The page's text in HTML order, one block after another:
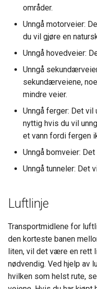
områder.
Unngå motorveier:
du vil gjøre en
Unngå hovedveier:
Unngå
sekundærveiene,
mindre veier.
Unngå ferger: Det
nyttig hvis du vil
et vann fordi fergen
Unngå bomveier:
Unngå tunneler: Det
Luftlinje
Transportmidlene for
den korteste banen
liten, vil det være en rett
nødvendig. Ved hjelp av
hvilken som helst rute,